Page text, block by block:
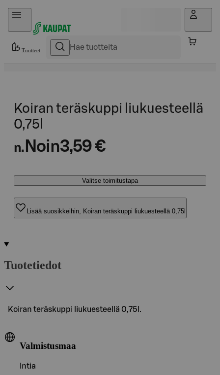
Hyppää sisältöön
Tuotteet
Koiran teräskuppi liukuesteellä
0,75l
n. Noin3,59 €
Valitse toimitustapa
Lisää suosikkeihin, Koiran teräskuppi liukuesteellä 0,75l
Tuotetiedot
Koiran teräskuppi liukuesteellä 0,75l.
Valmistusmaa
Intia